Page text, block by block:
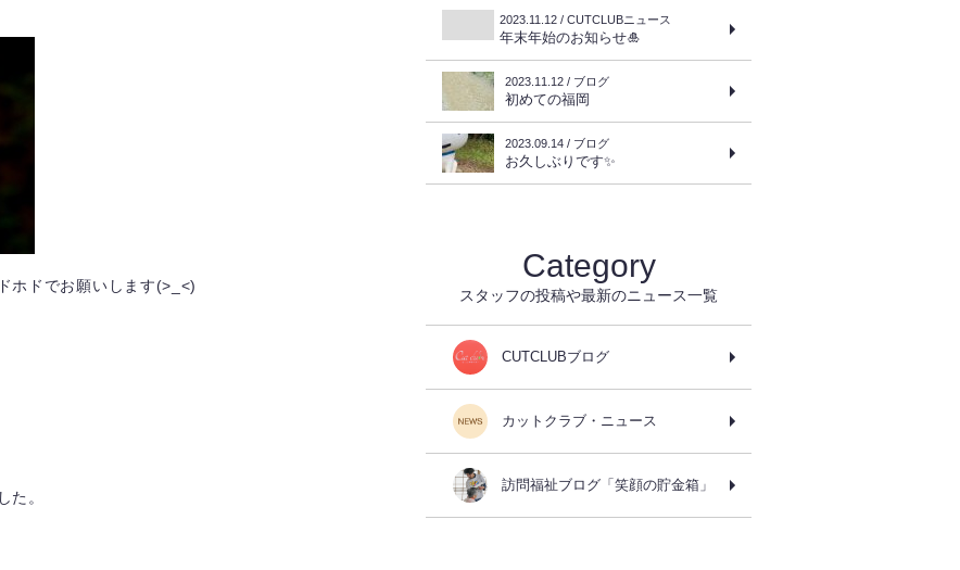
ホドでお願いします(>_<)
た。
2023.11.12 / CUTCLUBニュース
年末年始のお知らせ🎍
2023.11.12 / ブログ
初めての福岡
2023.09.14 / ブログ
お久しぶりです✨
Category
スタッフの投稿や最新のニュース一覧
CUTCLUBブログ
カットクラブ・ニュース
訪問福祉ブログ「笑顔の貯金箱」